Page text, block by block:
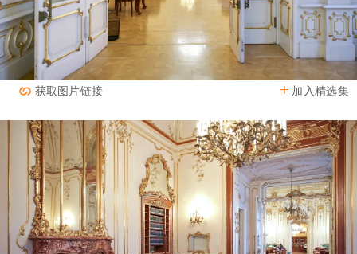
加入精选集
获取图片链接